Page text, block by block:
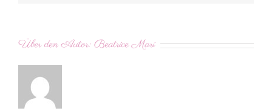
Über den Autor: Beatrice Mari